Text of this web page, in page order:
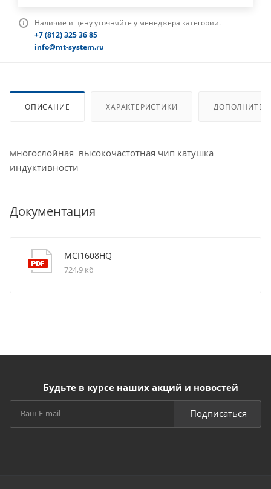
Наличие и цену уточняйте у менеджера категории.
+7 (812) 325 36 85
info@mt-system.ru
ОПИСАНИЕ ХАРАКТЕРИСТИКИ
многослойная высокочастотная чип катушка
индуктивности
Документация
MCI1608HQ
724,9 кб
Будьте в курсе наших акций и новостей
Подписаться